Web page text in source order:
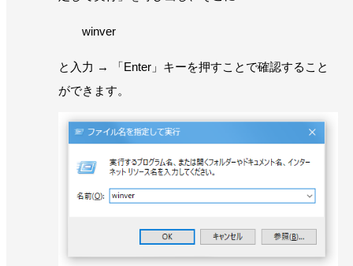
winver
と入力 → 「Enter」キーを押すことで確認すること
ができます。